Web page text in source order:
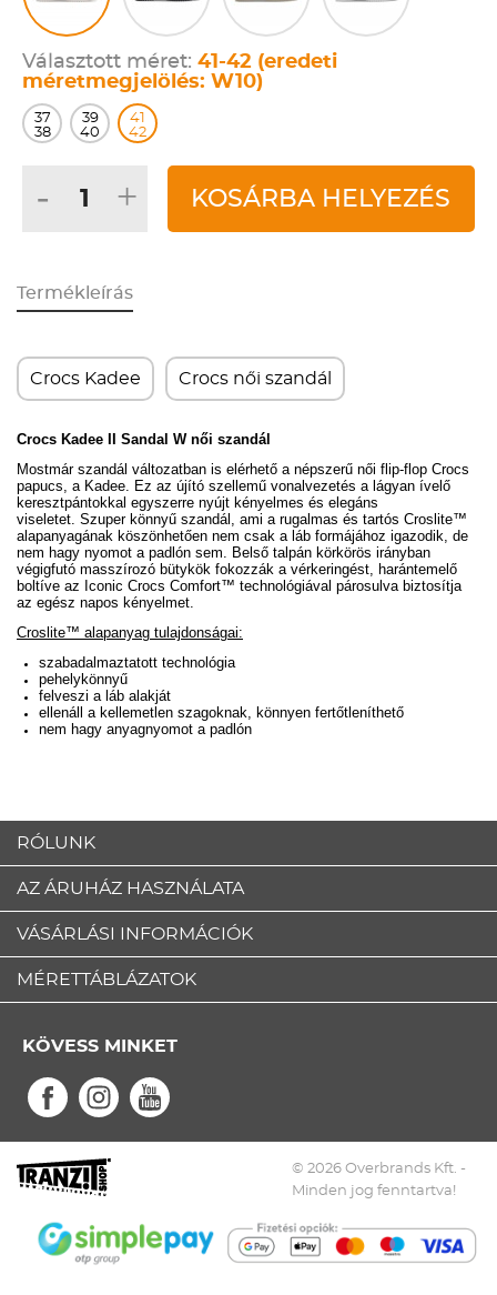
Választott méret: 41-42 (eredeti
méretmegjelölés: W10)
37
38
39
40
41
42
- + KOSÁRBA HELYEZÉS
Termékleírás
Crocs Kadee Crocs női szandál
Crocs Kadee II Sandal W női szandál
Mostmár szandál változatban is elérhető a népszerű női flip-flop Crocs
papucs, a Kadee. Ez az újító szellemű vonalvezetés a lágyan ívelő
keresztpántokkal egyszerre nyújt kényelmes és elegáns
viseletet. Szuper könnyű szandál, ami a rugalmas és tartós Croslite™
alapanyagának köszönhetően nem csak a láb formájához igazodik, de
nem hagy nyomot a padlón sem. Belső talpán körkörös irányban
végigfutó masszírozó bütykök fokozzák a vérkeringést, harántemelő
boltíve az Iconic Crocs Comfort™ technológiával párosulva biztosítja
az egész napos kényelmet.
Croslite™ alapanyag tulajdonságai:
szabadalmaztatott technológia
pehelykönnyű
felveszi a láb alakját
ellenáll a kellemetlen szagoknak, könnyen fertőtleníthető
nem hagy anyagnyomot a padlón
RÓLUNK
AZ ÁRUHÁZ HASZNÁLATA
VÁSÁRLÁSI INFORMÁCIÓK
MÉRETTÁBLÁZATOK
KÖVESS MINKET
© 2026 Overbrands Kft. -
Minden jog fenntartva!